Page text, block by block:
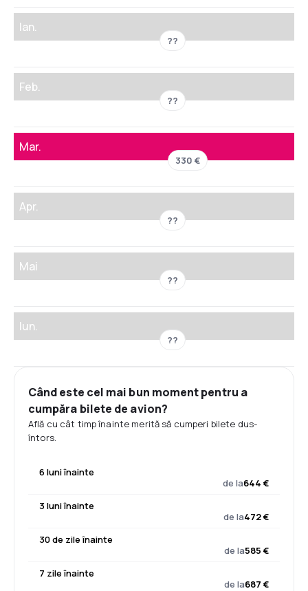
Ian.
??
Feb.
??
Mar.
330 €
Apr.
??
Mai
??
Iun.
??
Când este cel mai bun moment pentru a
cumpăra bilete de avion?
Află cu cât timp înainte merită să cumperi bilete dus-
întors.
6 luni înainte
de la644 €
3 luni înainte
de la472 €
30 de zile înainte
de la585 €
7 zile înainte
de la687 €